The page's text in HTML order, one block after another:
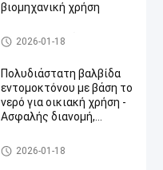
βιομηχανική χρήση
βαλβίδα κασετών αερίου βο
υτανίου
2026-01-18
Πολυδιάστατη βαλβίδα
εντομοκτόνου με βάση το
νερό για οικιακή χρήση -
Ασφαλής διανομή,
water alcohol based insecticid
e valve
2026-01-18